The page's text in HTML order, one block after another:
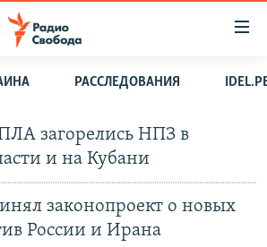
РАССЛЕДОВАНИЯ
загорелись НПЗ в
и на Кубани
законопроект о новых
России и Ирана